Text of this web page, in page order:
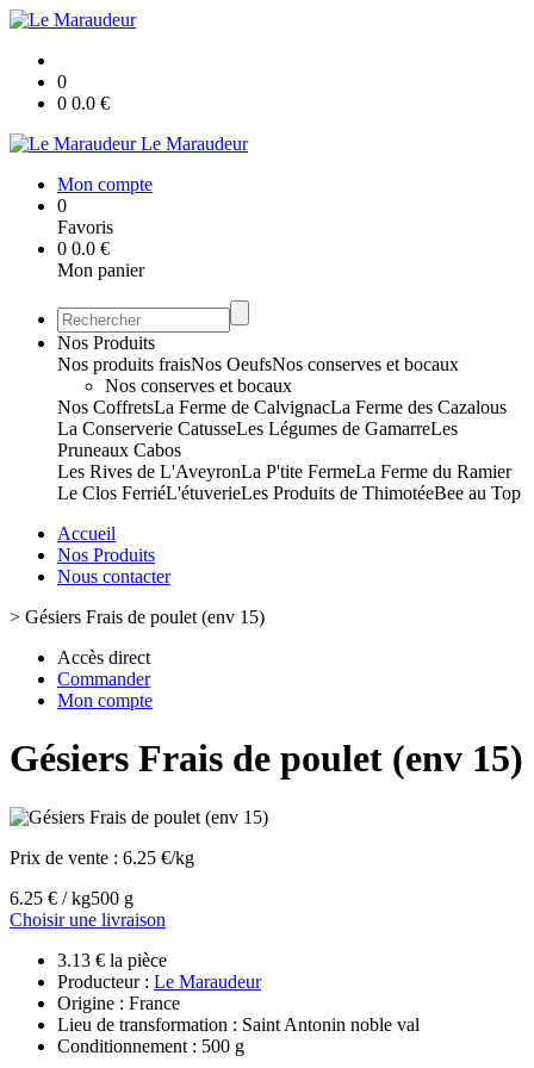
0
0 0.0 €
Le Maraudeur
Mon compte
0
Favoris
0 0.0 €
Mon panier
Nos Produits
Nos produits fraisNos OeufsNos conserves et bocaux
Nos conserves et bocaux
Nos CoffretsLa Ferme de CalvignacLa Ferme des Cazalous
La Conserverie CatusseLes Légumes de GamarreLes
Pruneaux Cabos
Les Rives de L'AveyronLa P'tite FermeLa Ferme du Ramier
Le Clos FerriéL'étuverieLes Produits de ThimotéeBee au Top
Accueil
Nos Produits
Nous contacter
> Gésiers Frais de poulet (env 15)
Accès direct
Commander
Mon compte
Gésiers Frais de poulet (env 15)
Prix de vente : 6.25 €/kg
6.25 € / kg500 g
Choisir une livraison
3.13 € la pièce
Producteur : Le Maraudeur
Origine : France
Lieu de transformation : Saint Antonin noble val
Conditionnement : 500 g